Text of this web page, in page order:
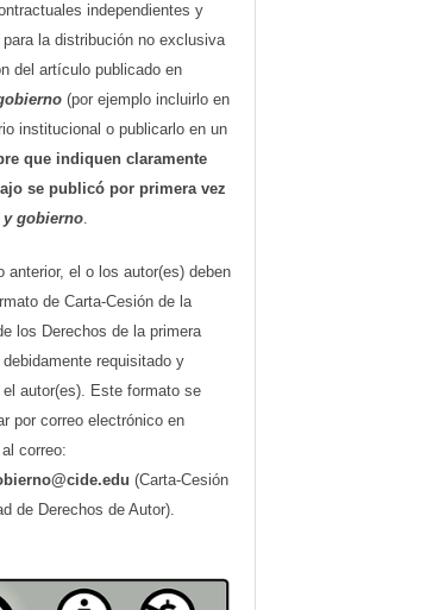
independientes y
la distribución no exclusiva
del artículo publicado en
(por ejemplo incluirlo en
institucional o publicarlo en un
que indiquen claramente
se publicó por primera vez
gobierno.
anterior, el o los autor(es) deben
de Carta-Cesión de la
los Derechos de la primera
requisitado y
el autor(es). Este formato se
por correo electrónico en
correo:
(Carta-Cesión
de Derechos de Autor).